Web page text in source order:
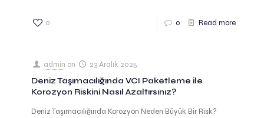
0 0 Read more
admin on 23 Aralık 2025
Deniz Taşımacılığında VCI Paketleme ile
Korozyon Riskini Nasıl Azaltırsınız?
Deniz Taşımacılığında Korozyon Neden Büyük Bir Risk?